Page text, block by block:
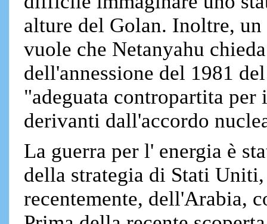
alture del Golan. Inoltre,
vuole che Netanyahu
dell'annessione del 1981
"adeguata contropartita
derivanti dall'accordo
La guerra per l' energia è
della strategia di Stati
recentemente, dell'Arabia,